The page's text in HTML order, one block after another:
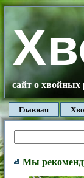
сайт о хвойных
Главная
Мы